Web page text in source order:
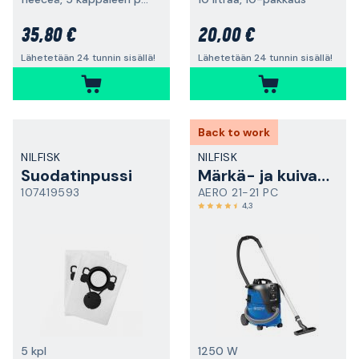
35,80 €
Lähetetään 24 tunnin sisällä!
20,00 €
Lähetetään 24 tunnin sisällä!
NILFISK
Suodatinpussi
107419593
5 kpl
Back to work
NILFISK
Märkä- ja kuivaimuri
AERO 21-21 PC
4,3
1250 W